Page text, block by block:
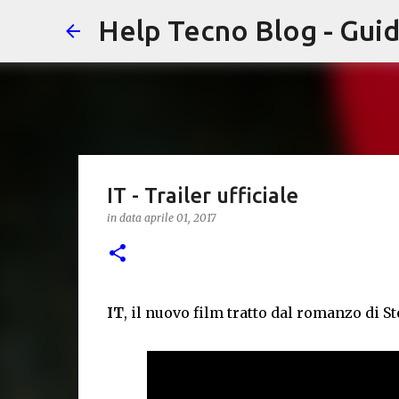
Help Tecno Blog -
IT - Trailer ufficiale
in data aprile 01, 2017
IT, il nuovo film tratto dal romanzo di